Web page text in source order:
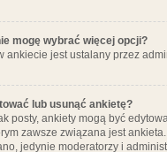
mogę wybrać więcej opcji?
ankiecie jest ustalany przez
lub usunąć ankietę?
posty, ankiety mogą być
zawsze związana jest
jedynie moderatorzy i